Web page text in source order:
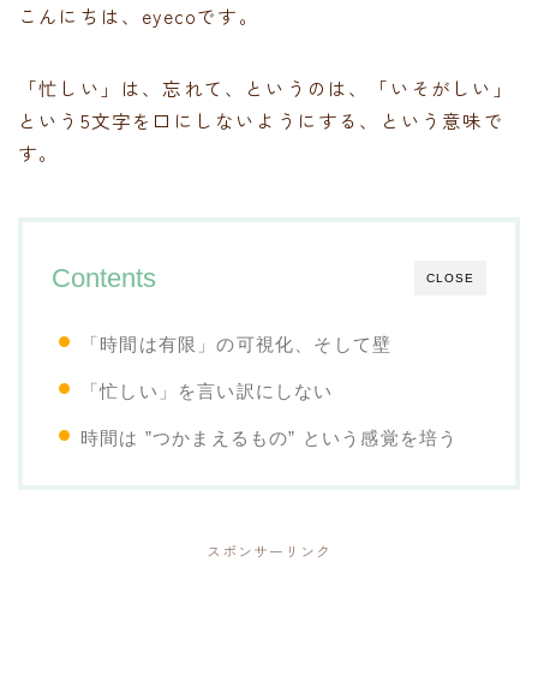
こんにちは、eyecoです。
「忙しい」は、忘れて、というのは、「いそがしい」
という5文字を口にしないようにする、という意味で
す。
CLOSE
Contents
「時間は有限」の可視化、そして壁
「忙しい」を言い訳にしない
時間は ”つかまえるもの” という感覚を培う
スポンサーリンク